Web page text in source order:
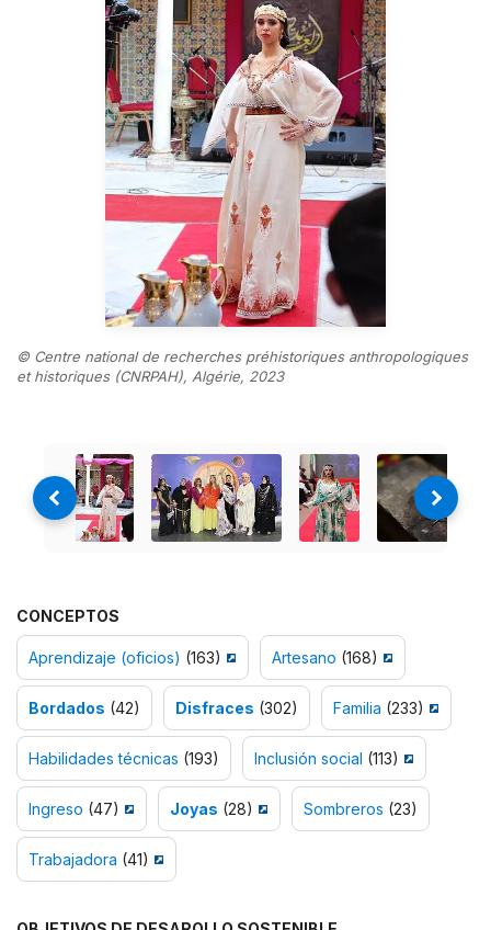
© Centre national de recherches préhistoriques anthropologiques
et historiques (CNRPAH), Algérie, 2023
CONCEPTOS
Aprendizaje (oficios) (163) Artesano (168)
Bordados (42) Disfraces (302) Familia (233)
Habilidades técnicas (193) Inclusión social (113)
Ingreso (47) Joyas (28) Sombreros (23)
Trabajadora (41)